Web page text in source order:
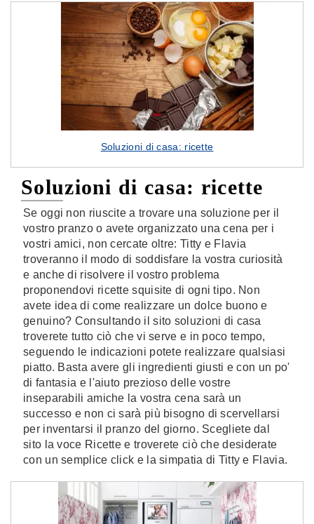
Soluzioni di casa: ricette
Soluzioni di casa: ricette
Se oggi non riuscite a trovare una soluzione per il
vostro pranzo o avete organizzato una cena per i
vostri amici, non cercate oltre: Titty e Flavia
troveranno il modo di soddisfare la vostra curiosità
e anche di risolvere il vostro problema
proponendovi ricette squisite di ogni tipo. Non
avete idea di come realizzare un dolce buono e
genuino? Consultando il sito soluzioni di casa
troverete tutto ciò che vi serve e in poco tempo,
seguendo le indicazioni potete realizzare qualsiasi
piatto. Basta avere gli ingredienti giusti e con un po'
di fantasia e l'aiuto prezioso delle vostre
inseparabili amiche la vostra cena sarà un
successo e non ci sarà più bisogno di scervellarsi
per inventarsi il pranzo del giorno. Scegliete dal
sito la voce Ricette e troverete ciò che desiderate
con un semplice click e la simpatia di Titty e Flavia.